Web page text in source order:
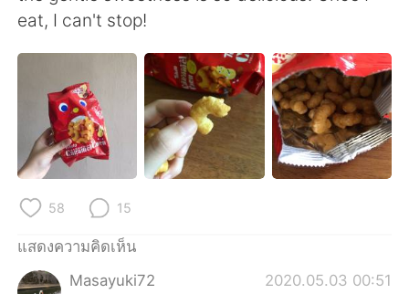
eat, I can't stop!
58 15
แสดงความคิดเห็น
Masayuki72
2020.05.03 00:51